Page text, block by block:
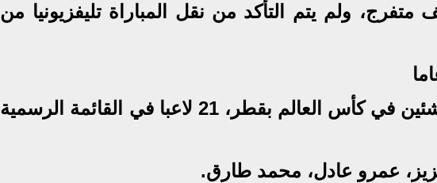
الذي يتسع لـ18 ألف متفرج، ولم يتم التأكد من نقل المباراة تليفزيونيا من
وتضم بعثة منتخب مصر للناشئين في كأس العالم بقطر، 21 لاعبا في القائمة الرسمية
عمرو عادل، محمد طارق.